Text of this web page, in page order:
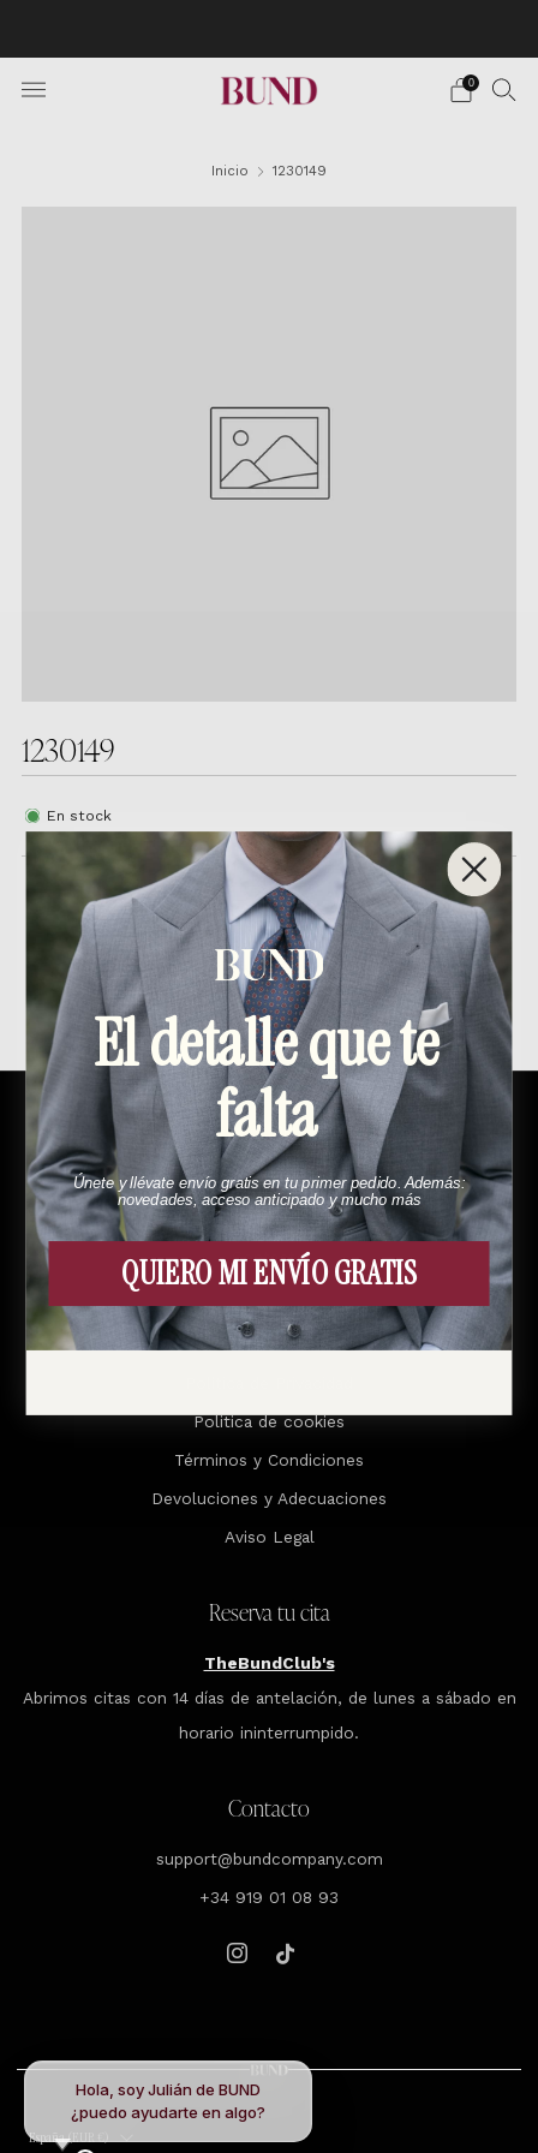
0
Inicio 1230149
1230149
En stock
Productos relacionados
Menú
Esto es Bund
Cómo funciona
Contacto
Legal
Politica de cookies
Términos y Condiciones
Devoluciones y Adecuaciones
Aviso Legal
Reserva tu cita
TheBundClub's
Abrimos citas con 14 días de antelación, de lunes a sábado en
horario ininterrumpido.
Contacto
support@bundcompany.com
+34 919 01 08 93
País España (EUR €)
Hola, soy Julián de BUND
¿puedo ayudarte en algo?
El detalle que te
falta
Únete y llévate envío gratis en tu primer pedido. Además:
novedades, acceso anticipado y mucho más
QUIERO MI ENVÍO GRATIS